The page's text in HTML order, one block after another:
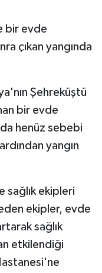
bir evde
çıkan yangında
Şehreküştü
bir evde
henüz sebebi
yangın
sağlık ekipleri
ekipler, evde
sağlık
etkilendiği